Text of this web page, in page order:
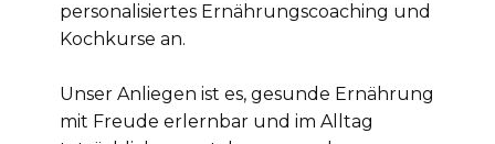
personalisiertes Ernährungscoaching und
Kochkurse an.
Unser Anliegen ist es, gesunde Ernährung
mit Freude erlernbar und im Alltag